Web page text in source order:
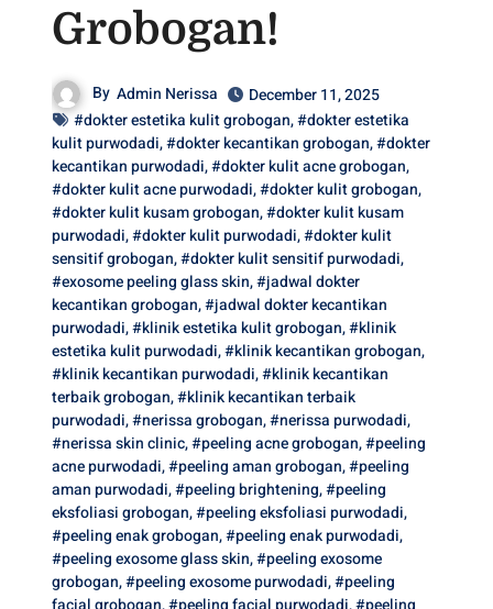
Grobogan!
By Admin Nerissa
December 11, 2025
#dokter estetika kulit grobogan,#dokter estetika
kulit purwodadi,#dokter kecantikan grobogan,#dokter
kecantikan purwodadi,#dokter kulit acne grobogan,
#dokter kulit acne purwodadi,#dokter kulit grobogan,
#dokter kulit kusam grobogan,#dokter kulit kusam
purwodadi,#dokter kulit purwodadi,#dokter kulit
sensitif grobogan,#dokter kulit sensitif purwodadi,
#exosome peeling glass skin,#jadwal dokter
kecantikan grobogan,#jadwal dokter kecantikan
purwodadi,#klinik estetika kulit grobogan,#klinik
estetika kulit purwodadi,#klinik kecantikan grobogan,
#klinik kecantikan purwodadi,#klinik kecantikan
terbaik grobogan,#klinik kecantikan terbaik
purwodadi,#nerissa grobogan,#nerissa purwodadi,
#nerissa skin clinic,#peeling acne grobogan,#peeling
acne purwodadi,#peeling aman grobogan,#peeling
aman purwodadi,#peeling brightening,#peeling
eksfoliasi grobogan,#peeling eksfoliasi purwodadi,
#peeling enak grobogan,#peeling enak purwodadi,
#peeling exosome glass skin,#peeling exosome
grobogan,#peeling exosome purwodadi,#peeling